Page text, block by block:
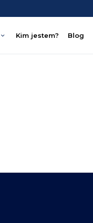
Kim jestem? Blog